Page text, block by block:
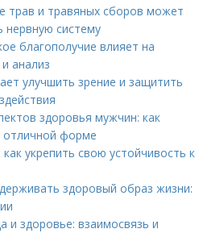
трав и травяных сборов может
нервную систему
благополучие влияет на
анализ
улучшить зрение и защитить
здоровья мужчин: как
отличной форме
укрепить свою устойчивость к
здоровый образ жизни:
и здоровье: взаимосвязь и